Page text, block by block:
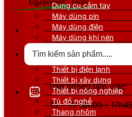
Văn phòng làm việc:
T2 - T7 (8h00 -
Dụng cụ cầm tay
Máy dùng pin
Máy dùng điện
Máy dùng khí nén
Thiết bị nâng đỡ
Thiết bị điện lạnh
Thiết bị xây dựng
Thiết bị nông nghiệp
Tủ đồ nghề
Thang nhôm